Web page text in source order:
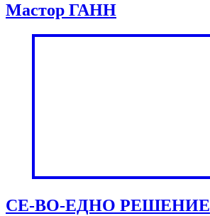
Мастор ГАНН
СЕ-ВО-ЕДНО РЕШЕНИЕ